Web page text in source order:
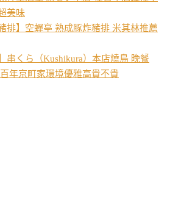
美味
排】空蟬亭 熟成豚炸豬排 米其林推薦
串くら（Kushikura）本店燒鳥 晚餐
年京町家環境優雅高貴不貴